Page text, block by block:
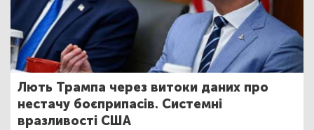
Лють Трампа через витоки даних про
нестачу боєприпасів. Системні
вразливості США